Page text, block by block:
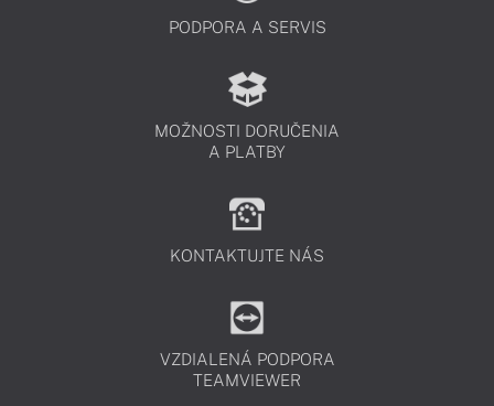
PODPORA A SERVIS
MOŽNOSTI DORUČENIA
A PLATBY
KONTAKTUJTE NÁS
VZDIALENÁ PODPORA
TEAMVIEWER